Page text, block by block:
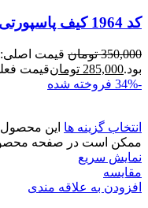
کد 1964 کیف پاسپورتی مدل راشیل
350,000 تومان
بود.285,000 تومانقیمت فعلی: 285,000
-34%
فروخته شده
انتخاب گزینه ها این محصول
ممکن است در صفحه
نمایش سریع
مقايسه
افزودن به علاقه مندی